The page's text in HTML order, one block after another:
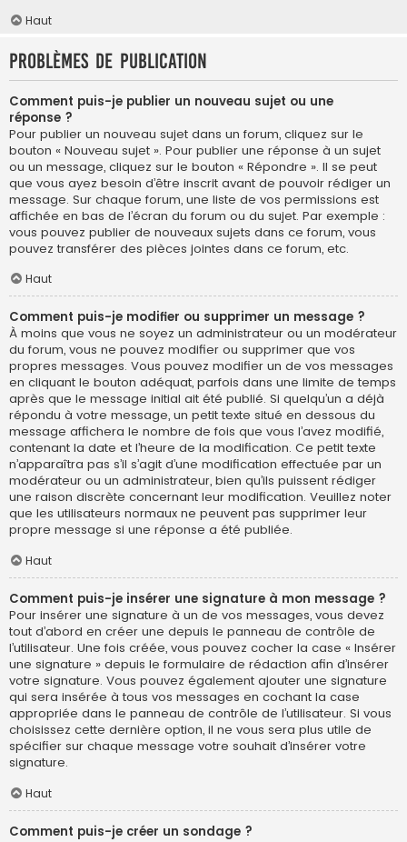
Haut
Problèmes de publication
Comment puis-je publier un nouveau sujet ou une
réponse ?
Pour publier un nouveau sujet dans un forum, cliquez sur le
bouton « Nouveau sujet ». Pour publier une réponse à un sujet
ou un message, cliquez sur le bouton « Répondre ». Il se peut
que vous ayez besoin d’être inscrit avant de pouvoir rédiger un
message. Sur chaque forum, une liste de vos permissions est
affichée en bas de l’écran du forum ou du sujet. Par exemple :
vous pouvez publier de nouveaux sujets dans ce forum, vous
pouvez transférer des pièces jointes dans ce forum, etc.
Haut
Comment puis-je modifier ou supprimer un message ?
À moins que vous ne soyez un administrateur ou un modérateur
du forum, vous ne pouvez modifier ou supprimer que vos
propres messages. Vous pouvez modifier un de vos messages
en cliquant le bouton adéquat, parfois dans une limite de temps
après que le message initial ait été publié. Si quelqu’un a déjà
répondu à votre message, un petit texte situé en dessous du
message affichera le nombre de fois que vous l’avez modifié,
contenant la date et l’heure de la modification. Ce petit texte
n’apparaîtra pas s’il s’agit d’une modification effectuée par un
modérateur ou un administrateur, bien qu’ils puissent rédiger
une raison discrète concernant leur modification. Veuillez noter
que les utilisateurs normaux ne peuvent pas supprimer leur
propre message si une réponse a été publiée.
Haut
Comment puis-je insérer une signature à mon message ?
Pour insérer une signature à un de vos messages, vous devez
tout d’abord en créer une depuis le panneau de contrôle de
l’utilisateur. Une fois créée, vous pouvez cocher la case « Insérer
une signature » depuis le formulaire de rédaction afin d’insérer
votre signature. Vous pouvez également ajouter une signature
qui sera insérée à tous vos messages en cochant la case
appropriée dans le panneau de contrôle de l’utilisateur. Si vous
choisissez cette dernière option, il ne vous sera plus utile de
spécifier sur chaque message votre souhait d’insérer votre
signature.
Haut
Comment puis-je créer un sondage ?